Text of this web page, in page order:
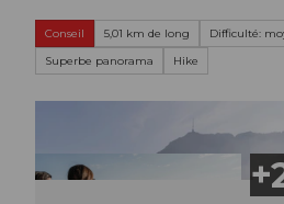
Conseil 5,01 km de long Difficulté:
Superbe panorama
Hike